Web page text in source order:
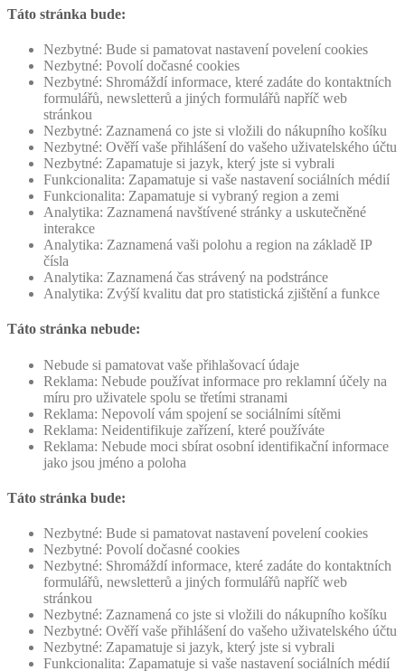
Táto stránka bude:
Nezbytné: Bude si pamatovat nastavení povelení cookies
Nezbytné: Povolí dočasné cookies
Nezbytné: Shromáždí informace, které zadáte do kontaktních
formulářů, newsletterů a jiných formulářů napříč web
stránkou
Nezbytné: Zaznamená co jste si vložili do nákupního košíku
Nezbytné: Ověří vaše přihlášení do vašeho uživatelského účtu
Nezbytné: Zapamatuje si jazyk, který jste si vybrali
Funkcionalita: Zapamatuje si vaše nastavení sociálních médií
Funkcionalita: Zapamatuje si vybraný region a zemi
Analytika: Zaznamená navštívené stránky a uskutečněné
interakce
Analytika: Zaznamená vaši polohu a region na základě IP
čísla
Analytika: Zaznamená čas strávený na podstránce
Analytika: Zvýší kvalitu dat pro statistická zjištění a funkce
Táto stránka nebude:
Nebude si pamatovat vaše přihlašovací údaje
Reklama: Nebude používat informace pro reklamní účely na
míru pro uživatele spolu se třetími stranami
Reklama: Nepovolí vám spojení se sociálními sítěmi
Reklama: Neidentifikuje zařízení, které používáte
Reklama: Nebude moci sbírat osobní identifikační informace
jako jsou jméno a poloha
Táto stránka bude:
Nezbytné: Bude si pamatovat nastavení povelení cookies
Nezbytné: Povolí dočasné cookies
Nezbytné: Shromáždí informace, které zadáte do kontaktních
formulářů, newsletterů a jiných formulářů napříč web
stránkou
Nezbytné: Zaznamená co jste si vložili do nákupního košíku
Nezbytné: Ověří vaše přihlášení do vašeho uživatelského účtu
Nezbytné: Zapamatuje si jazyk, který jste si vybrali
Funkcionalita: Zapamatuje si vaše nastavení sociálních médií